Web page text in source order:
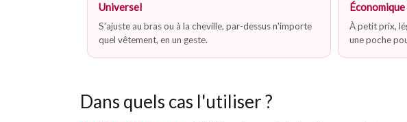
Universel
S'ajuste au bras ou à la cheville, par-dessus n'importe
quel vêtement, en un geste.
À petit prix,
une poche
Dans quels cas l'utiliser ?